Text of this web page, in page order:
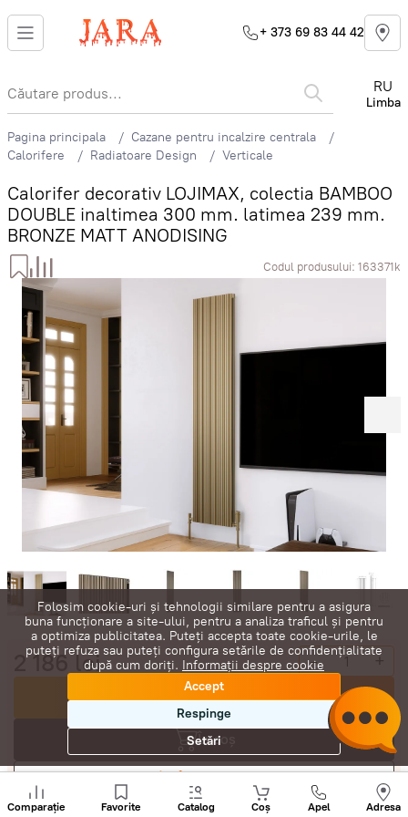
+ 373 69 83 44 42
RU
Limba
Pagina principala
Cazane pentru incalzire centrala
Calorifere
Radiatoare Design Verticale
Calorifer decorativ LOJIMAX, colectia BAMBOO
DOUBLE inaltimea 300 mm. latimea 239 mm.
BRONZE MATT ANODISING
Codul produsului: 163371k
2 186lei - +
Cumpără acum
În coș
Negociază
Comparație Favorite Catalog Coș Apel Adresa
Sunați
+
Folosim cookie-uri și tehnologii similare pentru a asigura
buna funcționare a site-ului, pentru a analiza traficul și pentru
a optimiza publicitatea. Puteți accepta toate cookie-urile, le
puteți refuza sau puteți configura setările de confidențialitate
după cum doriți. Informații despre cookie
Accept
Respinge
Setări